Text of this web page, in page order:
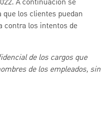
A continuación se
los clientes puedan
contra los intentos de
de los cargos que
de los empleados, sin